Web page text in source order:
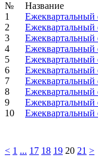
№
Название
1
Ежеквартальный
2
Ежеквартальный
3
Ежеквартальный
4
Ежеквартальный
5
Ежеквартальный
6
Ежеквартальный
7
Ежеквартальный
8
Ежеквартальный
9
Ежеквартальный
10
Ежеквартальный
< 1 ... 17 18 19 20 21 >